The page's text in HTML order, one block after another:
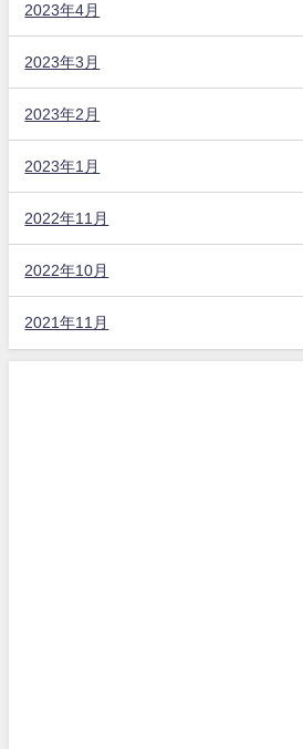
2023年4月
2023年3月
2023年2月
2023年1月
2022年11月
2022年10月
2021年11月